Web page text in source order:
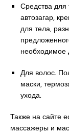
Средства
автозагар,
для тела,
необходимое
Для волос.
маски,
ухода.
Также на сайте
массажеры и